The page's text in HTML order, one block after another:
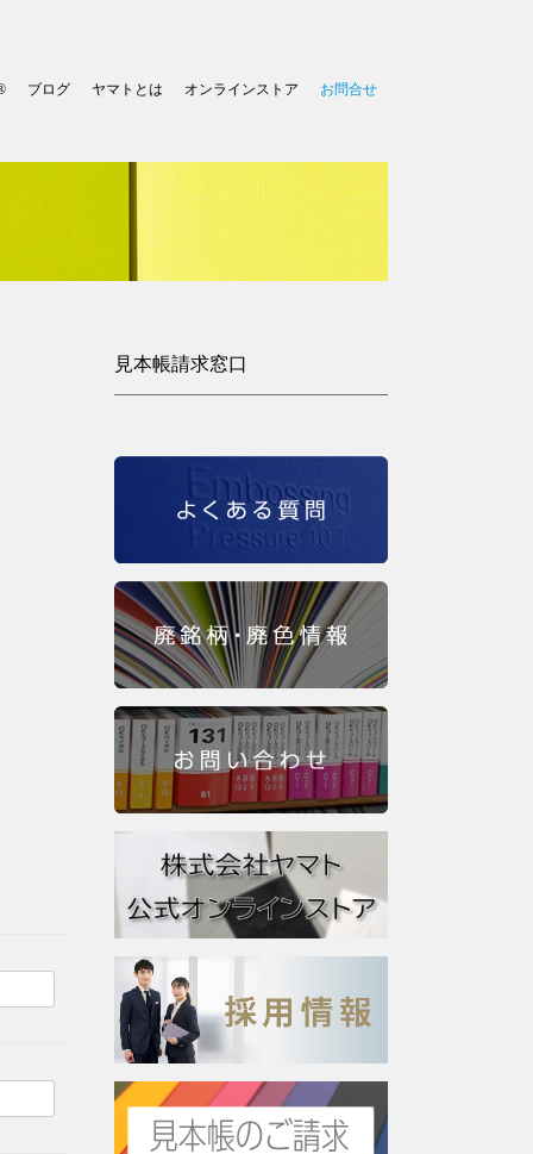
ブログ ヤマトとは オンラインストア お問合せ
見本帳請求窓口